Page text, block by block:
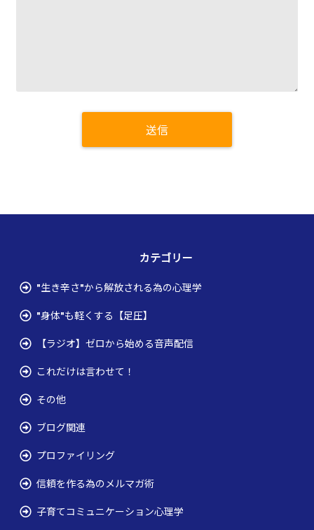
カテゴリー
"生き辛さ"から解放される為の心理学
"身体"も軽くする【足圧】
【ラジオ】ゼロから始める音声配信
これだけは言わせて！
その他
ブログ関連
プロファイリング
信頼を作る為のメルマガ術
子育てコミュニケーション心理学